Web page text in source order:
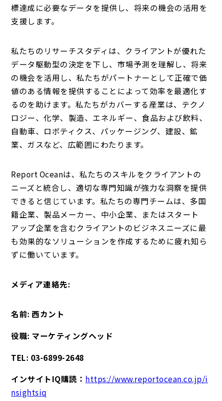
標達成に必要なデータを提供し、将来の機会の活用を
支援します。
私たちのリサーチスタディは、クライアントが優れた
データ駆動型の決定を下し、市場予測を理解し、将来
の機会を活用し、私たちがパートナーとして正確で価
値のある情報を提供することによって効率を最適化す
るのを助けます。私たちがカバーする産業は、テクノ
ロジー、化学、製造、エネルギー、食品および飲料、
自動車、ロボティクス、パッケージング、建設、鉱
業、ガスなど、広範囲にわたります。
Report Oceanは、私たちのスキルをクライアントの
ニーズと統合し、適切な専門知識が強力な洞察を提供
できると信じています。私たちの専門チームは、多国
籍企業、製品メーカー、中小企業、またはスタート
アップ企業を含むクライアントのビジネスニーズに最
も効果的なソリューションを作成するために疲れ知ら
ずに働いています。
メディア連絡先:
名前: 西カント
役職: マーケティングヘッド
TEL: 03-6899-2648
インサイトIQ購読： https://www.reportocean.co.jp/i
nsightsiq